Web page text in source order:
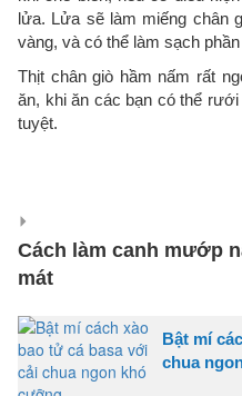
lửa. Lửa sẽ làm miếng chân
vàng, và có thể làm sạch
Thịt chân giò hầm nấm rất
ăn, khi ăn các bạn có thể
tuyệt.
Cách làm canh mướp
mát
Bật mí
chua